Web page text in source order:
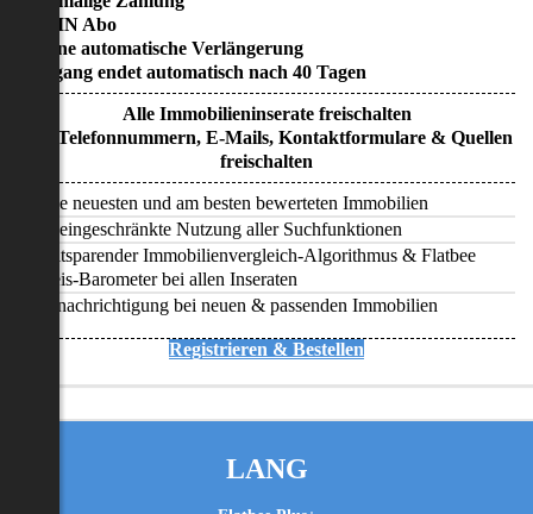
• KEIN Abo
• Keine automatische Verlängerung
• Zugang endet automatisch nach 40 Tagen
Alle Immobilieninserate freischalten
Alle Telefonnummern, E-Mails, Kontaktformulare & Quellen
freischalten
Alle neuesten und am besten bewerteten Immobilien
Uneingeschränkte Nutzung aller Suchfunktionen
Zeitsparender Immobilienvergleich-Algorithmus & Flatbee
Preis-Barometer bei allen Inseraten
Benachrichtigung bei neuen & passenden Immobilien
Registrieren & Bestellen
LANG